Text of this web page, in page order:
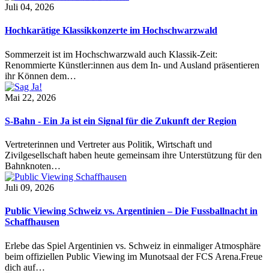
Juli 04, 2026
Hochkarätige Klassikkonzerte im Hochschwarzwald
Sommerzeit ist im Hochschwarzwald auch Klassik-Zeit:
Renommierte Künstler:innen aus dem In- und Ausland präsentieren
ihr Können dem…
Mai 22, 2026
S-Bahn - Ein Ja ist ein Signal für die Zukunft der Region
Vertreterinnen und Vertreter aus Politik, Wirtschaft und
Zivilgesellschaft haben heute gemeinsam ihre Unterstützung für den
Bahnknoten…
Juli 09, 2026
Public Viewing Schweiz vs. Argentinien – Die Fussballnacht in
Schaffhausen
Erlebe das Spiel Argentinien vs. Schweiz in einmaliger Atmosphäre
beim offiziellen Public Viewing im Munotsaal der FCS Arena.Freue
dich auf…